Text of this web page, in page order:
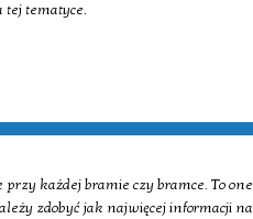
tej tematyce.
każdej bramie czy bramce. To one
zdobyć jak najwięcej informacji